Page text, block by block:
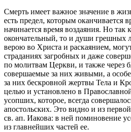
Смерть имеет важное значение в
есть предел, которым оканчивается
начинается время воздаяния. Но так
окончательный, то и души грешных
верою во Христа и раскаянием,
страданиях загробных и даже
по молитвам Церкви, и также через
совершаемые за них живыми, а
за них бескровной жертвы Тела и
целью и установлено в
усопших, которое, всегда
апостольских. Это видно и из
св. ап. Иакова: в ней поминовение
из главнейших частей ее.